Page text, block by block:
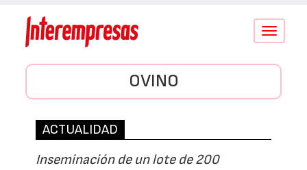
Conmutar
OVINO
ACTUALIDAD
Inseminación de un lote de 200